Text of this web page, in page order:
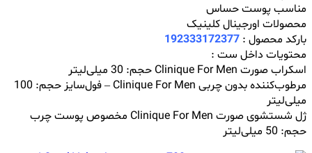
مناسب پوست حساس
محصولات اورجینال کلینیک
بارکد محصول : 192333172377
محتویات داخل ست :
اسکراب صورت Clinique For Men حجم: 30 میلی‌لیتر
مرطوب‌کننده بدون چربی Clinique For Men – فول‌سایز حجم: 100
میلی‌لیتر
ژل شستشوی صورت Clinique For Men مخصوص پوست چرب
حجم: 50 میلی‌لیتر